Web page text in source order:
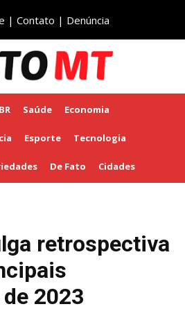
| Contato | Denúncia
Saúde Economia
Esporte Tecnologia
De Fato Cidades
retrospectiva
2023